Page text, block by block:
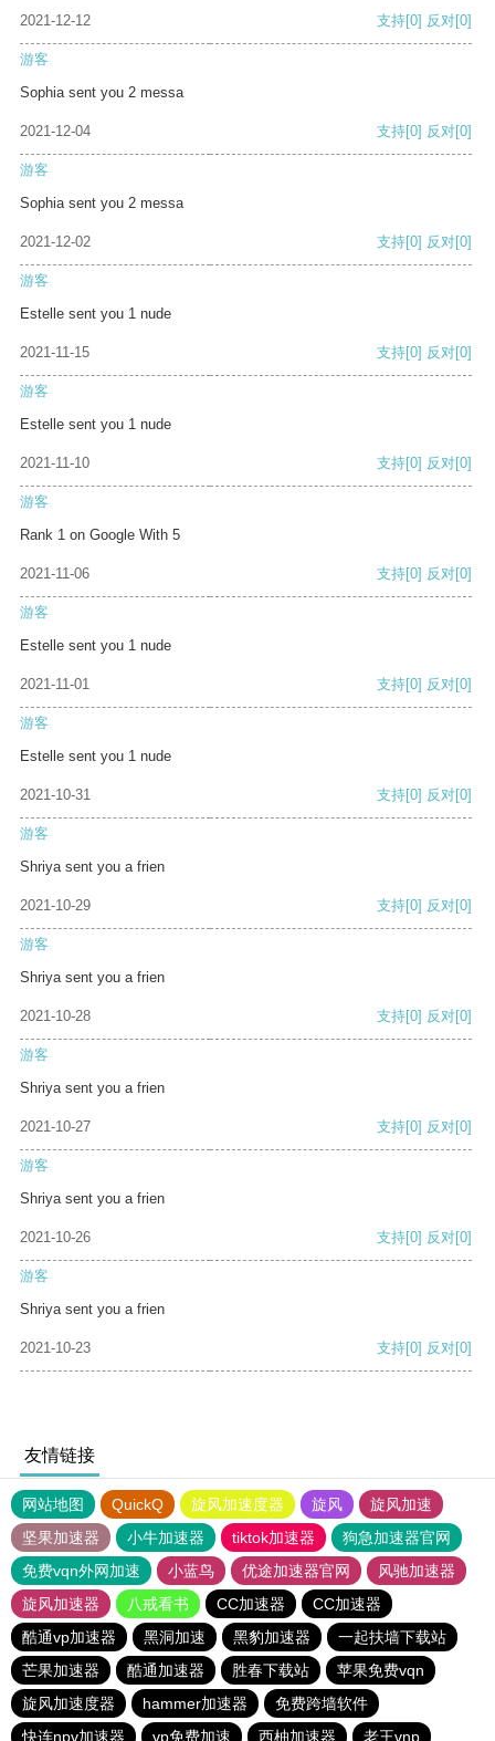
2021-12-12 支持[0] 反对[0]
游客
Sophia sent you 2 messa
2021-12-04 支持[0] 反对[0]
游客
Sophia sent you 2 messa
2021-12-02 支持[0] 反对[0]
游客
Estelle sent you 1 nude
2021-11-15 支持[0] 反对[0]
游客
Estelle sent you 1 nude
2021-11-10 支持[0] 反对[0]
游客
Rank 1 on Google With 5
2021-11-06 支持[0] 反对[0]
游客
Estelle sent you 1 nude
2021-11-01 支持[0] 反对[0]
游客
Estelle sent you 1 nude
2021-10-31 支持[0] 反对[0]
游客
Shriya sent you a frien
2021-10-29 支持[0] 反对[0]
游客
Shriya sent you a frien
2021-10-28 支持[0] 反对[0]
游客
Shriya sent you a frien
2021-10-27 支持[0] 反对[0]
游客
Shriya sent you a frien
2021-10-26 支持[0] 反对[0]
游客
Shriya sent you a frien
2021-10-23 支持[0] 反对[0]
友情链接
网站地图 QuickQ 旋风加速度器 旋风
旋风加速
坚果加速器
小牛加速器 tiktok加速器
狗急加速器官网
免费vqn外网加速
小蓝鸟 优途加速器官网
风驰加速器
旋风加速器
八戒看书 CC加速器
CC加速器
酷通vp加速器
黑洞加速 黑豹加速器
一起扶墙下载站
芒果加速器
酷通加速器 胜春下载站
苹果免费vqn
旋风加速度器
hammer加速器
免费跨墙软件
快连npv加速器
vp免费加速 西柚加速器 老王vnp